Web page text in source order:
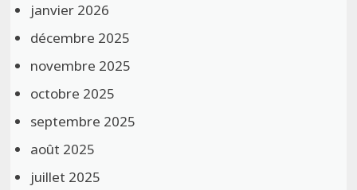
janvier 2026
décembre 2025
novembre 2025
octobre 2025
septembre 2025
août 2025
juillet 2025